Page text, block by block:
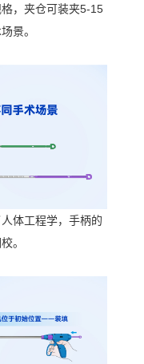
，夹仓可装夹5-15
景。
体工程学，手柄的
。